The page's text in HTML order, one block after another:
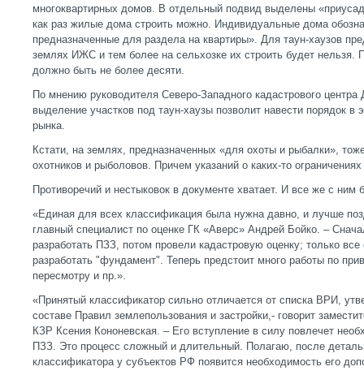
многоквартирных домов. В отдельный подвид выделены
как раз жилые дома строить можно. Индивидуальные дома
предназначенные для раздела на квартиры». Для таун-хаузов
землях ИЖС и тем более на сельхозке их строить будет нельзя.
должно быть не более десяти.
По мнению руководителя Северо-Западного кадастрового
выделение участков под таун-хаузы позволит навести порядок в
рынка.
Кстати, на землях, предназначенных «для охоты и рыбалки»,
охотников и рыболовов. Причем указаний о каких-то
Противоречий и нестыковок в документе хватает. И все же с ним
«Единая для всех классификация была нужна давно, и лучше
главный специалист по оценке ГК «Аверс» Андрей Бойко. –
разработать ПЗЗ, потом провели кадастровую оценку; только
разработать "фундамент". Теперь предстоит много работы по
пересмотру и пр.».
«Принятый классификатор сильно отличается от списка ВРИ,
составе Правил землепользования и застройки,- говорит
КЗР Ксения Кононевская. – Его вступление в силу повлечет
ПЗЗ. Это процесс сложный и длительный. Полагаю, после
классификатора у субъектов РФ появится необходимость его